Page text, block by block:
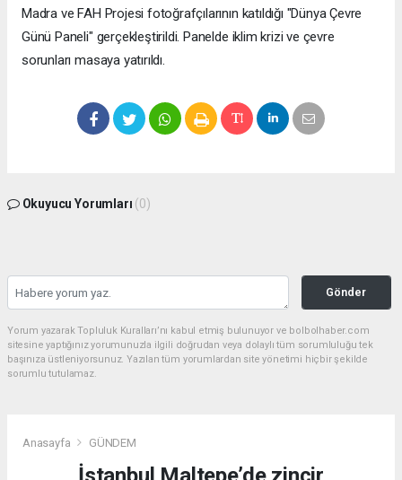
Madra ve FAH Projesi fotoğrafçılarının katıldığı "Dünya Çevre
Günü Paneli" gerçekleştirildi. Panelde iklim krizi ve çevre
sorunları masaya yatırıldı.
Okuyucu Yorumları (0)
Gönder
Yorum yazarak Topluluk Kuralları’nı kabul etmiş bulunuyor ve bolbolhaber.com
sitesine yaptığınız yorumunuzla ilgili doğrudan veya dolaylı tüm sorumluluğu tek
başınıza üstleniyorsunuz. Yazılan tüm yorumlardan site yönetimi hiçbir şekilde
sorumlu tutulamaz.
Anasayfa GÜNDEM